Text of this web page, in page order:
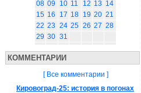
08 09 10 11 12 13 14
15 16 17 18 19 20 21
22 23 24 25 26 27 28
29 30 31
КОММЕНТАРИИ
[ Все комментарии ]
Кировоград-25: история в погонах